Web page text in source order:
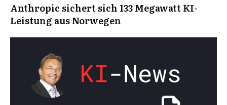
Anthropic sichert sich 133 Megawatt KI-
Leistung aus Norwegen